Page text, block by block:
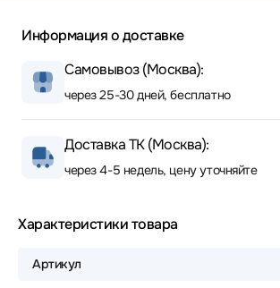
Информация о доставке
Самовывоз (Москва):
через 25-30 дней, бесплатно
Доставка ТК (Москва):
через 4-5 недель, цену уточняйте
Характеристики товара
Артикул